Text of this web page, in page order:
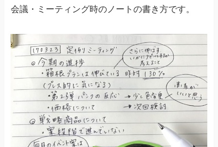
会議・ミーティング時のノートの書き方です。